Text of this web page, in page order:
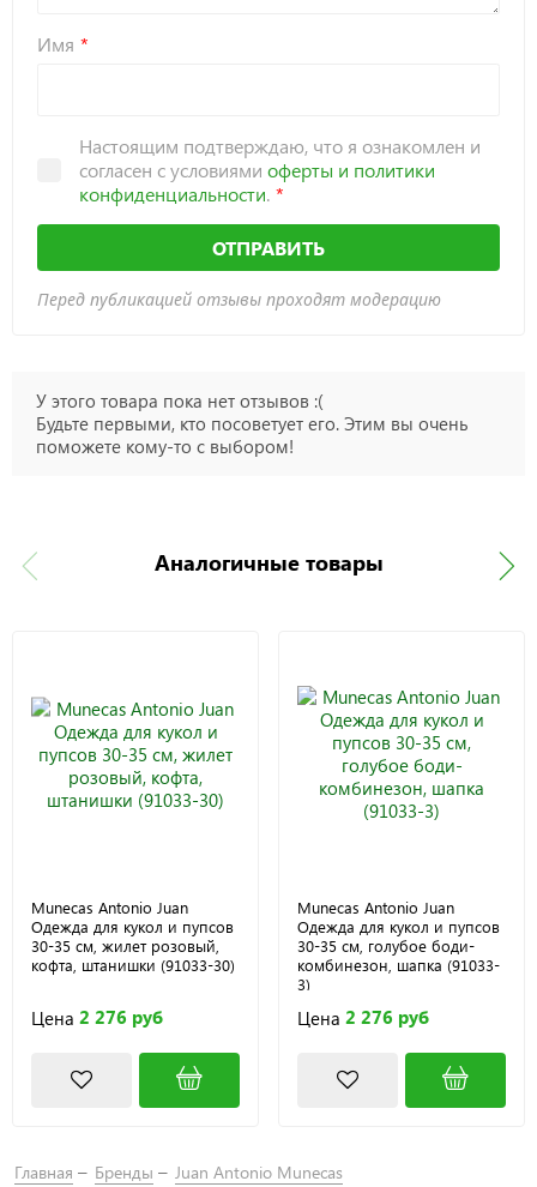
Имя
Настоящим подтверждаю, что я ознакомлен и
согласен с условиями оферты и политики
конфиденциальности.
ОТПРАВИТЬ
Перед публикацией отзывы проходят модерацию
У этого товара пока нет отзывов :(
Будьте первыми, кто посоветует его. Этим вы очень
поможете кому-то с выбором!
Аналогичные товары
Munecas Antonio Juan
Одежда для кукол и пупсов
30-35 см, жилет розовый,
кофта, штанишки (91033-30)
Цена 2 276 руб
Munecas Antonio Juan
Одежда для кукол и пупсов
30-35 см, голубое боди-
комбинезон, шапка (91033-
3)
Цена 2 276 руб
Главная Бренды
Juan Antonio Munecas